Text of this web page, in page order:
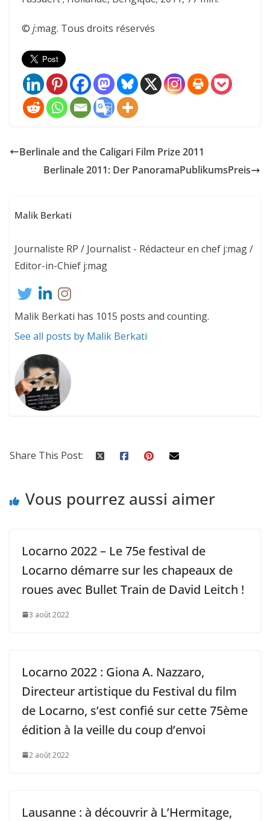
© j:mag. Tous droits réservés
Berlinale and the Caligari Film Prize 2011
Berlinale 2011: Der PanoramaPublikumsPreis
Malik Berkati
Journaliste RP / Journalist - Rédacteur en chef j:mag /
Editor-in-Chief j:mag
Malik Berkati has 1015 posts and counting.
See all posts by Malik Berkati
Share This Post:
Vous pourrez aussi aimer
Locarno 2022 – Le 75e festival de
Locarno démarre sur les chapeaux de
roues avec Bullet Train de David Leitch !
3 août 2022
Locarno 2022 : Giona A. Nazzaro,
Directeur artistique du Festival du film
de Locarno, s’est confié sur cette 75ème
édition à la veille du coup d’envoi
2 août 2022
Lausanne : à découvrir à L’Hermitage,